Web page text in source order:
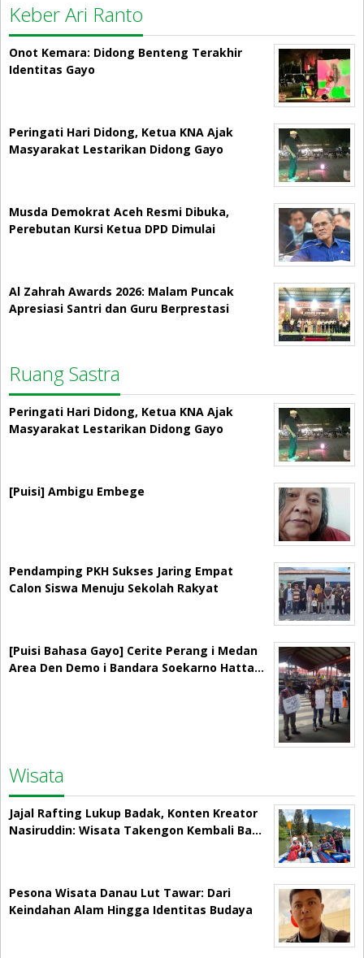
Keber Ari Ranto
Onot Kemara: Didong Benteng Terakhir
Identitas Gayo
Peringati Hari Didong, Ketua KNA Ajak
Masyarakat Lestarikan Didong Gayo
Musda Demokrat Aceh Resmi Dibuka,
Perebutan Kursi Ketua DPD Dimulai
Al Zahrah Awards 2026: Malam Puncak
Apresiasi Santri dan Guru Berprestasi
Ruang Sastra
Peringati Hari Didong, Ketua KNA Ajak
Masyarakat Lestarikan Didong Gayo
[Puisi] Ambigu Embege
Pendamping PKH Sukses Jaring Empat
Calon Siswa Menuju Sekolah Rakyat
[Puisi Bahasa Gayo] Cerite Perang i Medan
Area Den Demo i Bandara Soekarno Hatta…
Wisata
Jajal Rafting Lukup Badak, Konten Kreator
Nasiruddin: Wisata Takengon Kembali Ba…
Pesona Wisata Danau Lut Tawar: Dari
Keindahan Alam Hingga Identitas Budaya